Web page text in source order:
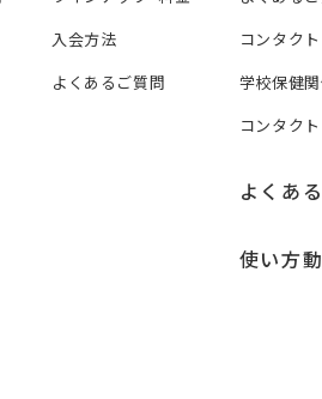
入会方法
よくあるご質問
コンタク
学校保健
コンタク
よくあ
使い方